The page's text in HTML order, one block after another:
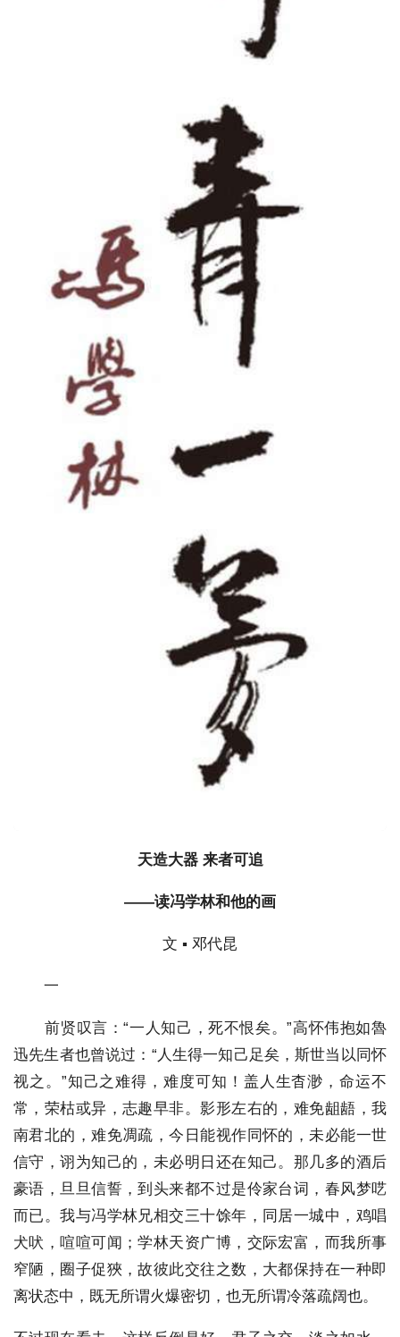
天造大器 来者可追
——读冯学林和他的画
文 ▪ 邓代昆
一
前贤叹言：“一人知己，死不恨矣。”高怀伟抱如魯
迅先生者也曾说过：“人生得一知己足矣，斯世当以同怀
视之。”知己之难得，难度可知！盖人生杳渺，命运不
常，荣枯或异，志趣早非。影形左右的，难免龃龉，我
南君北的，难免凋疏，今日能视作同怀的，未必能一世
信守，诩为知己的，未必明日还在知己。那几多的酒后
豪语，旦旦信誓，到头来都不过是伶家台词，春风梦呓
而已。我与冯学林兄相交三十馀年，同居一城中，鸡唱
犬吠，喧喧可闻；学林天资广博，交际宏富，而我所事
窄陋，圈子促狹，故彼此交往之数，大都保持在一种即
离状态中，既无所谓火爆密切，也无所谓冷落疏阔也。